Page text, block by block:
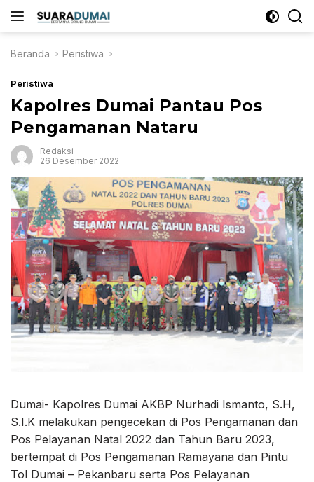
ke
Beranda
Peristiwa
Peristiwa
Kapolres Dumai Pantau Pos
Pengamanan Nataru
Redaksi
26 Desember 2022
Dumai- Kapolres Dumai AKBP Nurhadi Ismanto, S.H,
S.I.K melakukan pengecekan di Pos Pengamanan dan
Pos Pelayanan Natal 2022 dan Tahun Baru 2023,
bertempat di Pos Pengamanan Ramayana dan Pintu
Tol Dumai – Pekanbaru serta Pos Pelayanan